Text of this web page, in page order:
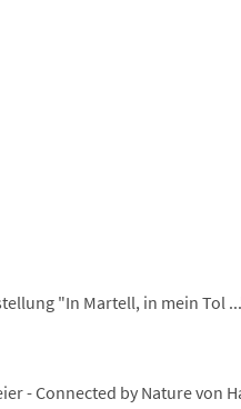
"In Martell, in mein Tol
- Connected by Nature von